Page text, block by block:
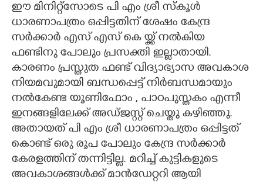
ഈ മിനിറ്റ്സോടെ പി എം ശ്രീ സ്കൂൾ
ധാരണാപത്രം ഒപ്പിട്ടതിന് ശേഷം കേന്ദ്ര
സർക്കാർ എസ് എസ് കെ യ്ക്ക് നൽകിയ
ഫണ്ടിനു പോലും പ്രസക്തി ഇല്ലാതായി.
കാരണം പ്രസ്തുത ഫണ്ട് വിദ്യാഭ്യാസ അവകാശ
നിയമവുമായി ബന്ധപ്പെട്ട് നിർബന്ധമായും
നൽകേണ്ട യൂണിഫോം , പാഠപുസ്തകം എന്നീ
ഇനങ്ങളിലേക്ക് അഡ്ജസ്റ്റ് ചെയ്തു കഴിഞ്ഞു.
അതായത് പി എം ശ്രീ ധാരണാപത്രം ഒപ്പിട്ടത്
കൊണ്ട് ഒരു രൂപ പോലും കേന്ദ്ര സർക്കാർ
കേരളത്തിന് തന്നിട്ടില്ല. മറിച്ച് കുട്ടികളുടെ
അവകാശങ്ങൾക്ക് മാൻഡേറ്ററി ആയി